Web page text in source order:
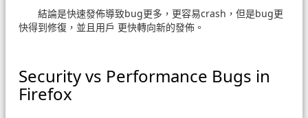
結論是快速發佈導致bug更多，更容易crash，但是bug更
快得到修復，並且用戶 更快轉向新的發佈。
Security vs Performance Bugs in
Firefox